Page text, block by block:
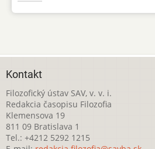
Kontakt
Filozofický ústav SAV, v. v. i.
Redakcia časopisu Filozofia
Klemensova 19
811 09 Bratislava 1
Tel.: +4212 5292 1215